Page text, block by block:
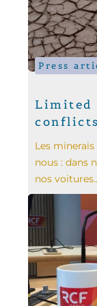
Press
Limited
Les
nous : dans
nos